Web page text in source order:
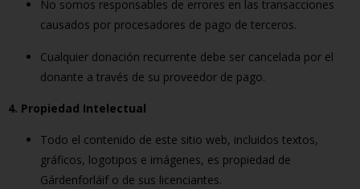
No somos responsables de errores en las transacciones
causados por procesadores de pago de terceros.
Cualquier donación recurrente debe ser cancelada por el
donante a través de su proveedor de pago.
4. Propiedad Intelectual
Todo el contenido de este sitio web, incluidos textos,
gráficos, logotipos e imágenes, es propiedad de
Gárdenforláif o de sus licenciantes.